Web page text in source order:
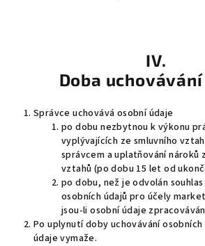
IV.
Doba
Správce uchovává osobní údaje
po dobu nezbytnou k výkonu
vyplývajících ze smluvního
správcem a uplatňování nároků
vztahů (po dobu 15 let od
po dobu, než je odvolán
osobních údajů pro účely
jsou-li osobní údaje
Po uplynutí doby uchovávání
údaje vymaže.